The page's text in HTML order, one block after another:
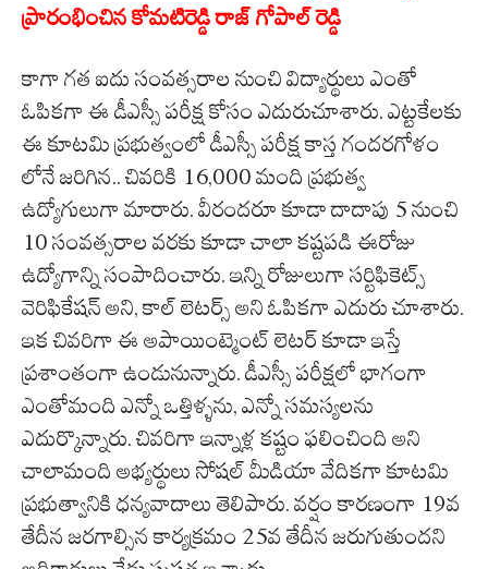
ప్రారంభించిన కోమటిరెడ్డి రాజ్ గోపాల్ రెడ్డి
కాగా గత ఐదు సంవత్సరాల నుంచి విద్యార్థులు ఎంతో
ఓపికగా ఈ డీఎస్సీ పరీక్ష కోసం ఎదురుచూశారు. ఎట్టకేలకు
ఈ కూటమి ప్రభుత్వంలో డీఎస్సీ పరీక్ష కాస్త గందరగోళం
లోనే జరిగిన.. చివరికి 16,000 మంది ప్రభుత్వ
ఉద్యోగులుగా మారారు. వీరందరూ కూడా దాదాపు 5 నుంచి
10 సంవత్సరాల వరకు కూడా చాలా కష్టపడి ఈరోజు
ఉద్యోగాన్ని సంపాదించారు. ఇన్ని రోజులుగా సర్టిఫికెట్స్
వెరిఫికేషన్ అని, కాల్ లెటర్స్ అని ఓపికగా ఎదురు చూశారు.
ఇక చివరిగా ఈ అపాయింట్మెంట్ లెటర్ కూడా ఇస్తే
ప్రశాంతంగా ఉండునున్నారు. డీఎస్సీ పరీక్షలో భాగంగా
ఎంతోమంది ఎన్నో ఒత్తిళ్ళను, ఎన్నో సమస్యలను
ఎదుర్కొన్నారు. చివరిగా ఇన్నాళ్ల కష్టం ఫలించింది అని
చాలామంది అభ్యర్థులు సోషల్ మీడియా వేదికగా కూటమి
ప్రభుత్వానికి ధన్యవాదాలు తెలిపారు. వర్షం కారణంగా 19వ
తేదీన జరగాల్సిన కార్యక్రమం 25వ తేదీన జరుగుతుందని